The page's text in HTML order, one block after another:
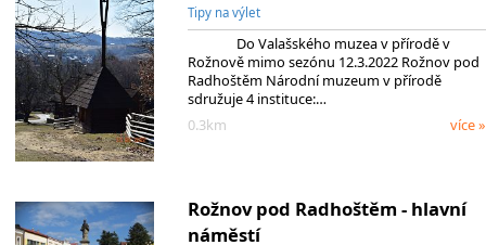
Tipy na výlet
Do Valašského muzea v přírodě v
Rožnově mimo sezónu 12.3.2022 Rožnov pod
Radhoštěm Národní muzeum v přírodě
sdružuje 4 instituce:…
0.3km
více »
Rožnov pod Radhoštěm - hlavní
náměstí